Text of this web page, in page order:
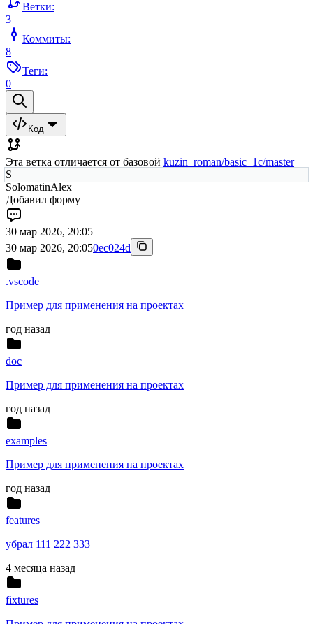
Ветки:
3
Коммиты:
8
Теги:
0
Код
Эта ветка отличается от базовой kuzin_roman/basic_1c/master
S
SolomatinAlex
Добавил форму
30 мар 2026, 20:05
30 мар 2026, 20:050ec024d
.vscode
Пример для применения на проектах
год назад
doc
Пример для применения на проектах
год назад
examples
Пример для применения на проектах
год назад
features
убрал 111 222 333
4 месяца назад
fixtures